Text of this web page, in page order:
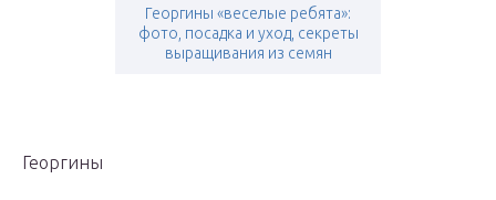
Георгины «веселые ребята»:
фото, посадка и уход, секреты
выращивания из семян
Георгины